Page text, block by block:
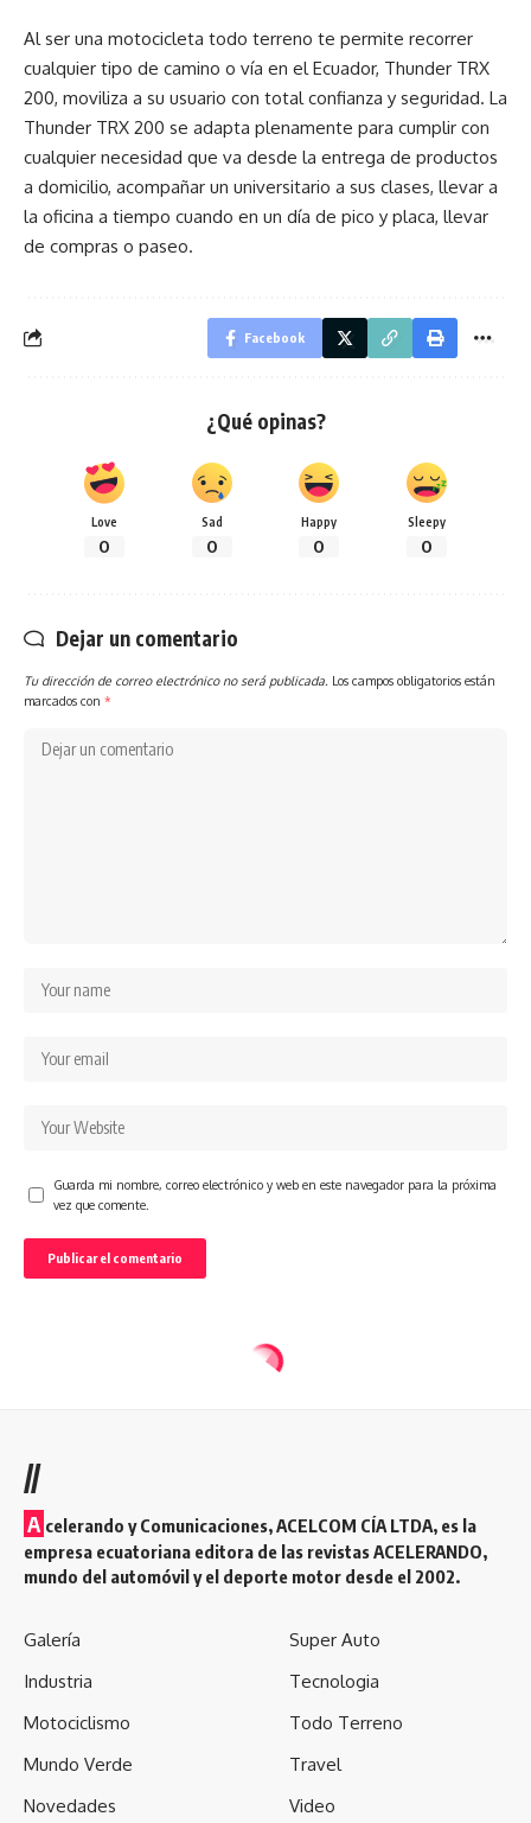
Al ser una motocicleta todo terreno te permite recorrer
cualquier tipo de camino o vía en el Ecuador, Thunder TRX
200, moviliza a su usuario con total confianza y seguridad. La
Thunder TRX 200 se adapta plenamente para cumplir con
cualquier necesidad que va desde la entrega de productos
a domicilio, acompañar un universitario a sus clases, llevar a
la oficina a tiempo cuando en un día de pico y placa, llevar
de compras o paseo.
Facebook
¿Qué opinas?
Love
0
Sad
0
Happy
0
Sleepy
0
Dejar un comentario
Tu dirección de correo electrónico no será publicada. Los campos obligatorios están
marcados con *
Guarda mi nombre, correo electrónico y web en este navegador para la próxima
vez que comente.
//
A celerando y Comunicaciones, ACELCOM CÍA LTDA, es la
empresa ecuatoriana editora de las revistas ACELERANDO,
mundo del automóvil y el deporte motor desde el 2002.
Galería
Industria
Motociclismo
Mundo Verde
Novedades
Super Auto
Tecnologia
Todo Terreno
Travel
Video